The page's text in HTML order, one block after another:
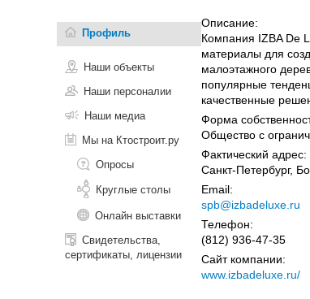
Профиль
Наши объекты
Наши персоналии
Наши медиа
Мы на Ктостроит.ру
Опросы
Круглые столы
Онлайн выставки
Свидетельства,
сертификаты, лицензии
Описание:
Компания IZBA De
материалы для
малоэтажного
популярные
качественные
Форма
Общество с
Фактический адрес:
Санкт-Петербург,
Email:
spb@izbadeluxe.ru
Телефон:
(812) 936-47-35
Сайт компании:
www.izbadeluxe.ru/